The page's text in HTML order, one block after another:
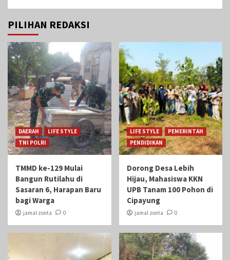
PILIHAN REDAKSI
DAERAH
LIFE STYLE
TNI POLRI
TMMD ke-129 Mulai
Bangun Rutilahu di
Sasaran 6, Harapan Baru
bagi Warga
jamal zonta 0
LIFE STYLE
PEMERINTAH
PENDIDIKAN
Dorong Desa Lebih
Hijau, Mahasiswa KKN
UPB Tanam 100 Pohon di
Cipayung
jamal zonta 0